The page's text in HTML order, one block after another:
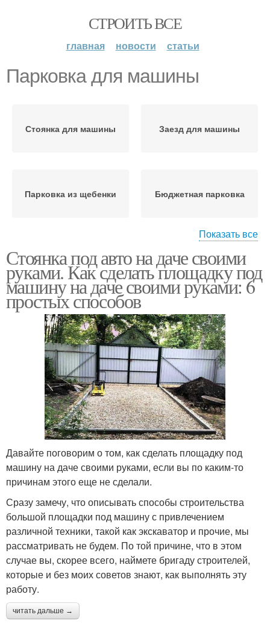
СТРОИТЬ ВСЕ
главная новости статьи
Парковка для машины
Стоянка для машины Заезд для машины
Парковка из щебенки Бюджетная парковка
Парковка на даче Площадка для машины
Парковка из тротуарной
плитки
Парковка с навесом
Показать все
Стоянка под авто на даче своими
руками. Как сделать площадку под
машину на даче своими руками: 6
простых способов
Давайте поговорим о том, как сделать площадку под
машину на даче своими руками, если вы по каким-то
причинам этого еще не сделали.
Сразу замечу, что описывать способы строительства
большой площадки под машину с привлечением
различной техники, такой как экскаватор и прочие, мы
рассматривать не будем. По той причине, что в этом
случае вы, скорее всего, наймете бригаду строителей,
которые и без моих советов знают, как выполнять эту
работу.
читать дальше →